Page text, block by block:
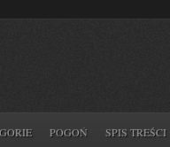
POGOŃ SPIS TREŚCI